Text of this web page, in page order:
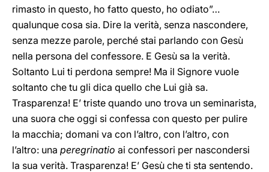
rimasto in questo, ho fatto questo, ho odiato”…
qualunque cosa sia. Dire la verità, senza nascondere,
senza mezze parole, perché stai parlando con Gesù
nella persona del confessore. E Gesù sa la verità.
Soltanto Lui ti perdona sempre! Ma il Signore vuole
soltanto che tu gli dica quello che Lui già sa.
Trasparenza! E’ triste quando uno trova un seminarista,
una suora che oggi si confessa con questo per pulire
la macchia; domani va con l’altro, con l’altro, con
l’altro: una peregrinatio ai confessori per nascondersi
la sua verità. Trasparenza! E’ Gesù che ti sta sentendo.